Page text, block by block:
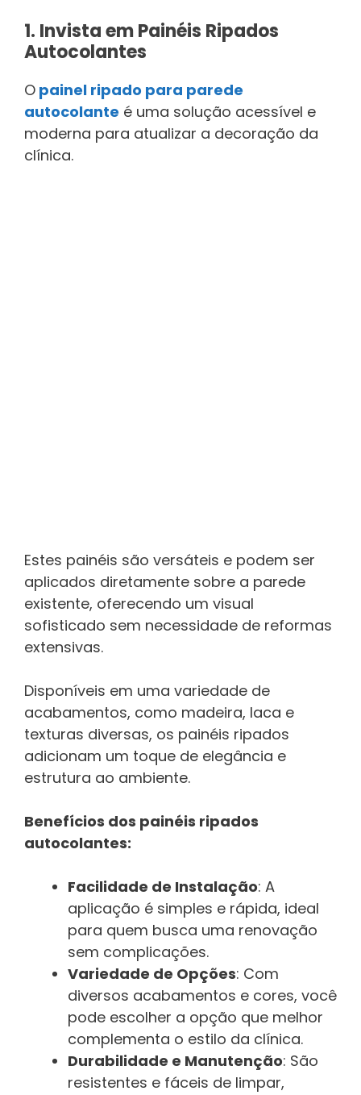
1. Invista em Painéis Ripados
Autocolantes
O painel ripado para parede
autocolante é uma solução acessível e
moderna para atualizar a decoração da
clínica.
Estes painéis são versáteis e podem ser
aplicados diretamente sobre a parede
existente, oferecendo um visual
sofisticado sem necessidade de reformas
extensivas.
Disponíveis em uma variedade de
acabamentos, como madeira, laca e
texturas diversas, os painéis ripados
adicionam um toque de elegância e
estrutura ao ambiente.
Benefícios dos painéis ripados
autocolantes:
Facilidade de Instalação: A
aplicação é simples e rápida, ideal
para quem busca uma renovação
sem complicações.
Variedade de Opções: Com
diversos acabamentos e cores, você
pode escolher a opção que melhor
complementa o estilo da clínica.
Durabilidade e Manutenção: São
resistentes e fáceis de limpar,